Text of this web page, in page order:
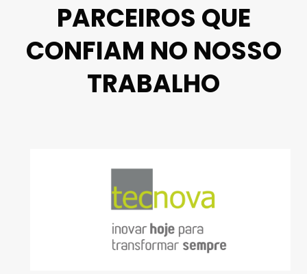
PARCEIROS QUE
CONFIAM NO NOSSO
TRABALHO